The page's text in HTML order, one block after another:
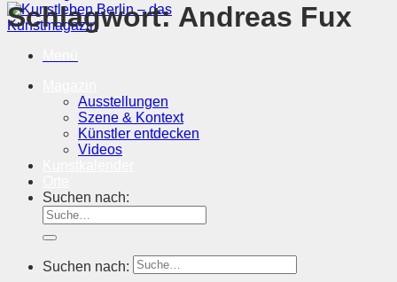
Ausstellungen
Szene & Kontext
Künstler entdecken
Videos
Suchen nach:
Suchen nach:
Schlagwort: Andreas Fux